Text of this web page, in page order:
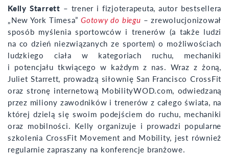
Kelly Starrett – trener i fizjoterapeuta, autor bestsellera
„New York Timesa”Gotowy do biegu – zrewolucjonizował
sposób myślenia sportowców i trenerów (a także ludzi
na co dzień niezwiązanych ze sportem) o możliwościach
ludzkiego ciała w kategoriach ruchu, mechaniki
i potencjału tkwiącego w każdym z nas. Wraz z żoną,
Juliet Starrett, prowadzą siłownię San Francisco CrossFit
oraz stronę internetową MobilityWOD.com, odwiedzaną
przez miliony zawodników i trenerów z całego świata, na
której dzielą się swoim podejściem do ruchu, mechaniki
oraz mobilności. Kelly organizuje i prowadzi popularne
szkolenia CrossFit Movement and Mobility, jest również
regularnie zapraszany na konferencje branżowe.